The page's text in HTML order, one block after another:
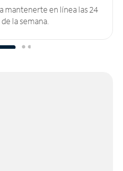
mantenerte en línea las 24
la semana.